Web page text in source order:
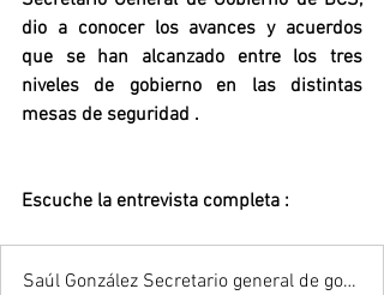
dio a conocer los avances y acuerdos
que se han alcanzado entre los tres
niveles de gobierno en las distintas
mesas de seguridad .
Escuche la entrevista completa :
Saúl González Secretario general de gobierno de BCS